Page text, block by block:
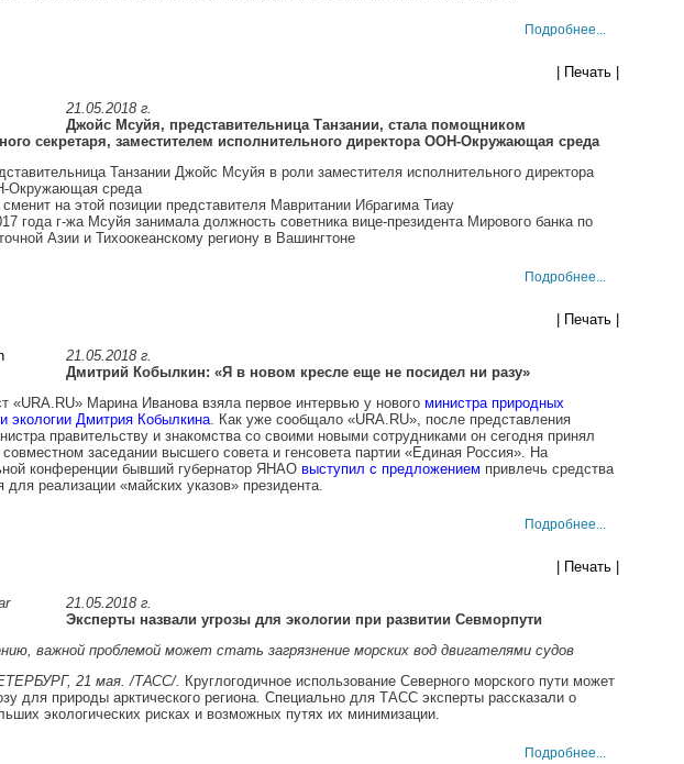
Подробнее...
| Печать |
21.05.2018 г.
Джойс Мсуйя, представительница Танзании, стала помощником
секретаря, заместителем исполнительного директора ООН-Окружающая среда
Танзании Джойс Мсуйя в роли заместителя исполнительного директора
Окружающая среда
на этой позиции представителя Мавритании Ибрагима Тиау
года г-жа Мсуйя занимала должность советника вице-президента Мирового банка по
Азии и Тихоокеанскому региону в Вашингтоне
Подробнее...
| Печать |
21.05.2018 г.
Дмитрий Кобылкин: «Я в новом кресле еще не посидел ни разу»
«URA.RU» Марина Иванова взяла первое интервью у нового министра природных
экологии Дмитрия Кобылкина. Как уже сообщало «URA.RU», после представления
правительству и знакомства со своими новыми сотрудниками он сегодня принял
совместном заседании высшего совета и генсовета партии «Единая Россия». На
конференции бывший губернатор ЯНАО выступил с предложением привлечь средства
для реализации «майских указов» президента.
Подробнее...
| Печать |
21.05.2018 г.
Эксперты назвали угрозы для экологии при развитии Севморпути
важной проблемой может стать загрязнение морских вод двигателями судов
21 мая. /ТАСС/. Круглогодичное использование Северного морского пути может
для природы арктического региона. Специально для ТАСС эксперты рассказали о
экологических рисках и возможных путях их минимизации.
Подробнее...